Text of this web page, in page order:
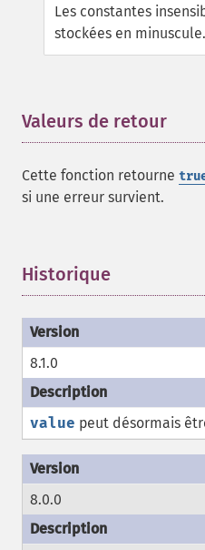
Les constantes
stockées en minuscule.
Valeurs de retour
Cette fonction retourne
si une erreur survient.
Historique
8.1.0
value peut désormais
8.0.0